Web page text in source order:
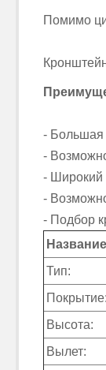
Помимо
- Большая
-
- Широкий
-
- Подбор
Тип:
Покрытие:
Высота:
Вылет: